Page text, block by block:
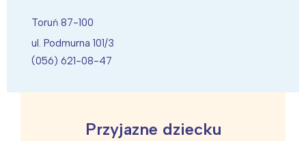
Toruń 87-100
ul. Podmurna 101/3
(056) 621-08-47
Przyjazne dziecku